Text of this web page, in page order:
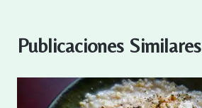
Publicaciones Similares